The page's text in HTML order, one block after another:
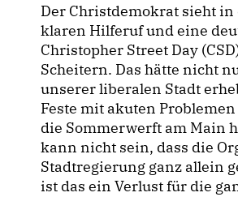
Der Christdemokrat sieht in
klaren Hilferuf und eine
Christopher Street Day
Scheitern. Das hätte nicht
unserer liberalen Stadt
Feste mit akuten
die Sommerwerft am Main
kann nicht sein, dass die
Stadtregierung ganz allein
ist das ein Verlust für die